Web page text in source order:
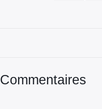
Commentaires